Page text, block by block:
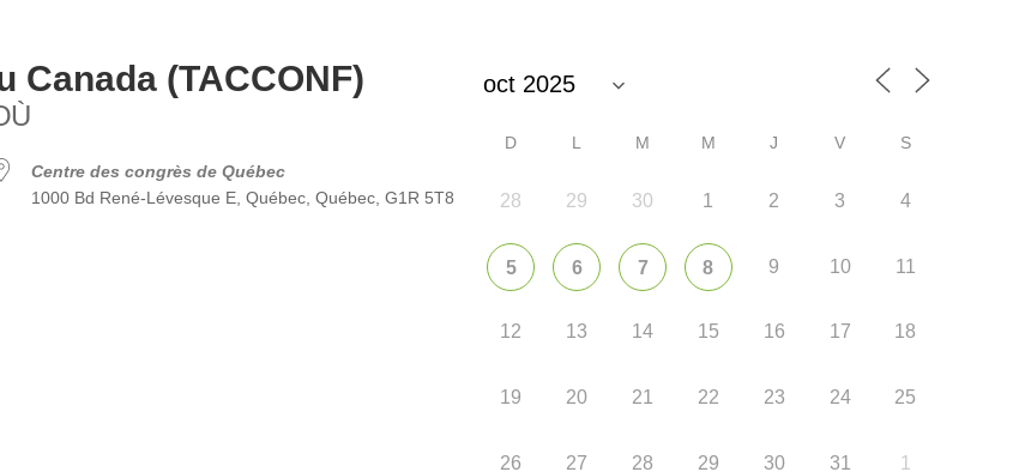
(TACCONF)
Office 365 Outlook Live
Centre des congrès de Québec
1000 Bd René-Lévesque E, Québec, Québec, G1R 5T8
D L M M J V S
28 29 30 1 2 3 4
5 6 7 8 9 10 11
12 13 14 15 16 17 18
19 20 21 22 23 24 25
26 27 28 29 30 31 1